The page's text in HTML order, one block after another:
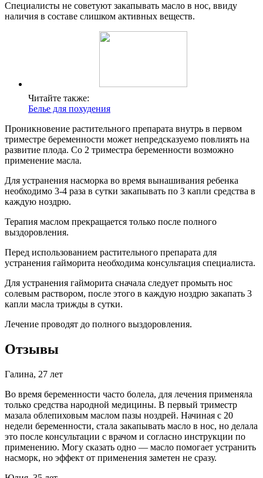
Специалисты не советуют закапывать масло в нос, ввиду
наличия в составе слишком активных веществ.
Читайте также:
Белье для похудения
Проникновение растительного препарата внутрь в первом
триместре беременности может непредсказуемо повлиять на
развитие плода. Со 2 триместра беременности возможно
применение масла.
Для устранения насморка во время вынашивания ребенка
необходимо 3-4 раза в сутки закапывать по 3 капли средства в
каждую ноздрю.
Терапия маслом прекращается только после полного
выздоровления.
Перед использованием растительного препарата для
устранения гайморита необходима консультация специалиста.
Для устранения гайморита сначала следует промыть нос
солевым раствором, после этого в каждую ноздрю закапать 3
капли масла трижды в сутки.
Лечение проводят до полного выздоровления.
Отзывы
Галина, 27 лет
Во время беременности часто болела, для лечения применяла
только средства народной медицины. В первый триместр
мазала облепиховым маслом пазы ноздрей. Начиная с 20
недели беременности, стала закапывать масло в нос, но делала
это после консультации с врачом и согласно инструкции по
применению. Могу сказать одно — масло помогает устранить
насморк, но эффект от применения заметен не сразу.